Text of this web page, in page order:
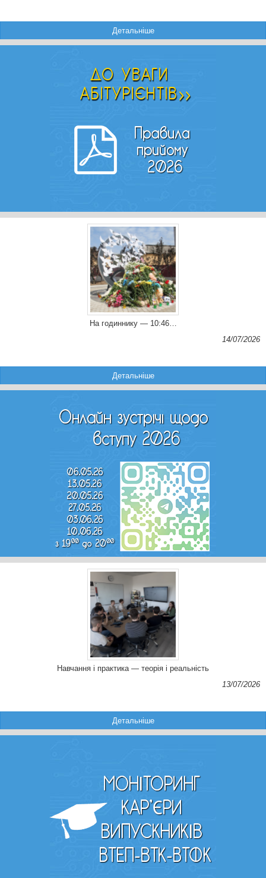
Детальніше
На годиннику — 10:46…
14/07/2026
Детальніше
Навчання і практика — теорія і реальність
13/07/2026
Детальніше